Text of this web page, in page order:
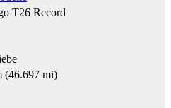
T26 Record
(46.697 mi)